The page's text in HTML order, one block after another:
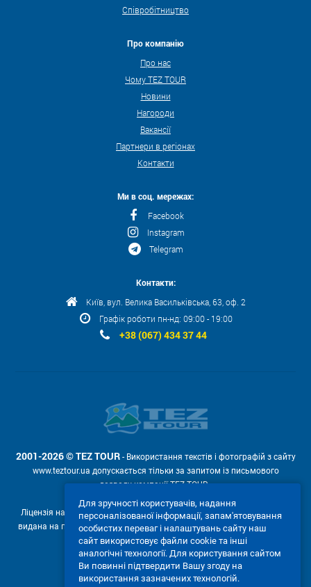
Співробітництво
Про компанію
Про нас
Чому TEZ TOUR
Новини
Нагороди
Вакансії
Партнери в регіонах
Контакти
Ми в соц. мережах:
Facebook
Instagram
Telegram
Контакти:
Київ, вул. Велика Васильківська, 63, оф. 2
Графік роботи пн-нд: 09:00 - 19:00
+38 (067) 434 37 44
2001-2026 © TEZ TOUR - Використання текстів і фотографій з сайту
www.teztour.ua допускається тільки за запитом із письмового
дозволу компанії TEZ TOUR .
Ліцензія на провадження туроператорської діяльності АВ №566448
видана на підставі рішення Державної служби туризму і курортів від
04.02.2011р. № 4-ліц.
Ми приймаємо:
Для зручності користувачів, надання
персоналізованої інформації, запам'ятовування
особистих переваг і налаштувань сайту наш
сайт використовує файли cookie та інші
аналогічні технології. Для користування сайтом
Ви повинні підтвердити Вашу згоду на
використання зазначених технологій.